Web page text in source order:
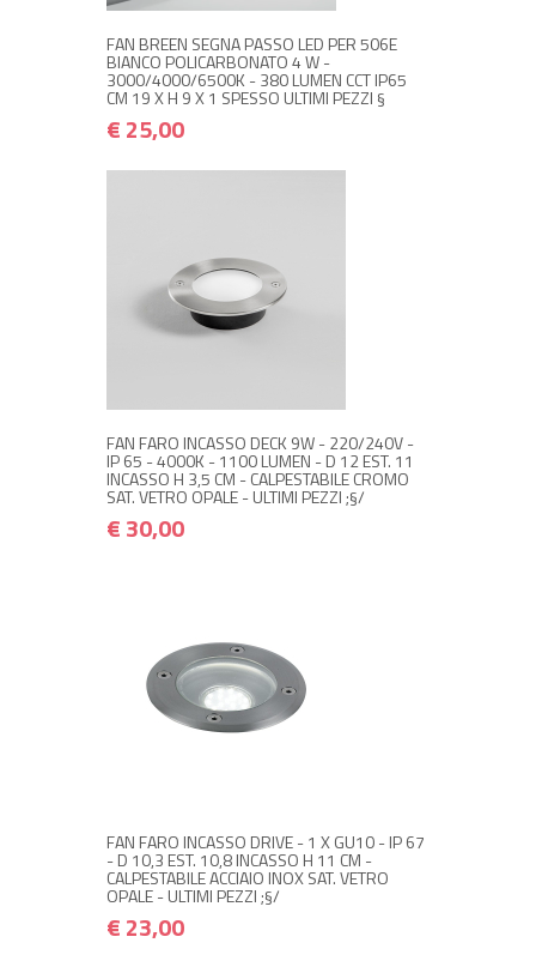
FAN BREEN SEGNA PASSO LED PER 506E
BIANCO POLICARBONATO 4 W -
3000/4000/6500K - 380 LUMEN CCT IP65
CM 19 X H 9 X 1 SPESSO ULTIMI PEZZI §
€ 25,00
FAN FARO INCASSO DECK 9W - 220/240V -
IP 65 - 4000K - 1100 LUMEN - D 12 EST. 11
INCASSO H 3,5 CM - CALPESTABILE CROMO
SAT. VETRO OPALE - ULTIMI PEZZI ;§/
€ 30,00
NON DISPONIBILE A MAGAZZINO
FAN FARO INCASSO DRIVE - 1 X GU10 - IP 67
- D 10,3 EST. 10,8 INCASSO H 11 CM -
CALPESTABILE ACCIAIO INOX SAT. VETRO
OPALE - ULTIMI PEZZI ;§/
€ 23,00
NON DISPONIBILE A MAGAZZINO